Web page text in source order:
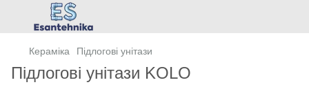
Кераміка Підлогові унітази
Підлогові унітази KOLO